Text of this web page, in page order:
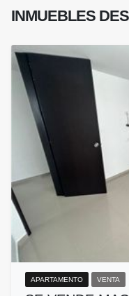
INMUEBLES
APARTAMENTO VENTA